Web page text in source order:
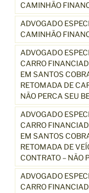
CAMINHÃO
ADVOGADO
CAMINHÃO
ADVOGADO
CARRO
EM SANTOS
RETOMADA DE
NÃO PERCA SEU
ADVOGADO
CARRO
EM SANTOS
RETOMADA DE
CONTRATO – NÃO
ADVOGADO
CARRO